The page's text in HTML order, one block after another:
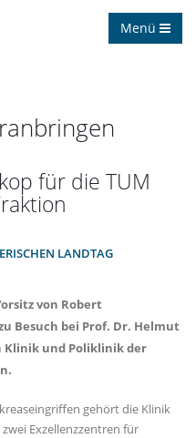
Menü
für die TUM
LANDTAG
von Robert
Besuch bei Prof. Dr. Helmut
Klinik und Poliklinik der
gehört die Klinik
Exzellenzzentren für